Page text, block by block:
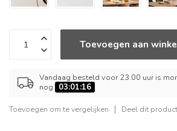
Toevoegen aan
Vandaag besteld voor 23.00 uur is
nog
03:01:16
Toevoegen om te vergelijken Deel dit product